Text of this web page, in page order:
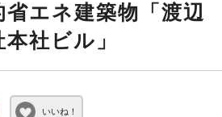
エネ建築物「渡辺
社ビル」
いいね！